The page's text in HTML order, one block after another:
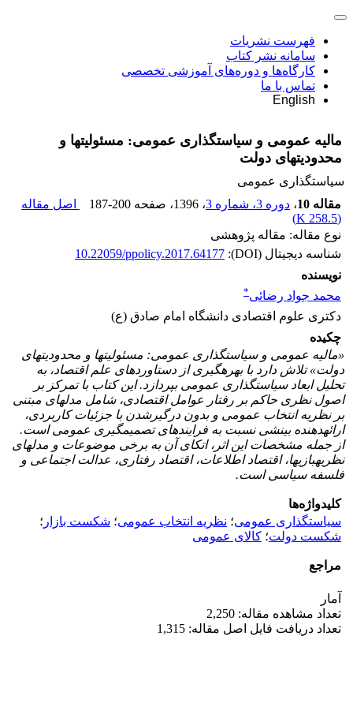
فهرست نشریات
سامانه نشر کتاب
کارگاه‌ها و دوره‌های آموزشی تخصصی
تماس با ما
English
مالیه عمومی و سیاستگذاری عمومی: مسئولیت‏ها و
محدودیت‏های دولت
سیاستگذاری عمومی
مقاله 10
، دوره 3، شماره 3 ، 1396 ، صفحه 187-200
اصل مقاله
(
258.5 K
)
نوع مقاله: مقاله پژوهشی
شناسه دیجیتال (DOI):
10.22059/ppolicy.2017.64177
نویسنده
محمد جواد رضائی*
دکتری علوم اقتصادی دانشگاه امام صادق (ع)
چکیده
«مالیه عمومی و سیاستگذاری عمومی: مسئولیت‏ها و محدودیت‏های
دولت» تلاش دارد با بهره‏‏‏گیری از دستاوردهای علم اقتصاد، به
تحلیل ابعاد سیاستگذاری عمومی بپردازد. این کتاب با تمرکز بر
اصول نظری حاکم بر رفتار عوامل اقتصادی، شامل مدل‏های مبتنی
بر نظریه انتخاب عمومی و بدون درگیرشدن با جزئیات کاربردی،
ارائهدهنده بینشی نسبت به فرایندهای تصمیم‏گیری عمومی است.
از جمله مشخصات این اثر، اتکای آن به برخی موضوعات و مدل‏های
نظریهبازی‏ها، اقتصاد اطلاعات، اقتصاد رفتاری، عدالت اجتماعی و
فلسفه سیاسی است.
کلیدواژه‌ها
سیاستگذاری عمومی؛ نظریه انتخاب عمومی؛ شکست بازار ؛
شکست دولت؛ کالای عمومی
مراجع
آمار
تعداد مشاهده مقاله: 2,250
تعداد دریافت فایل اصل مقاله: 1,315